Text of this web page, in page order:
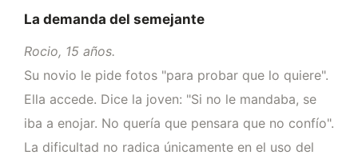
La demanda del semejante
Rocio, 15 años.
Su novio le pide fotos "para probar que lo quiere".
Ella accede. Dice la joven: "Si no le mandaba, se
iba a enojar. No quería que pensara que no confío".
La dificultad no radica únicamente en el uso del